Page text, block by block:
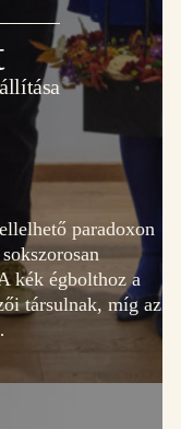
paradoxon
kék égbolthoz a
társulnak, míg az